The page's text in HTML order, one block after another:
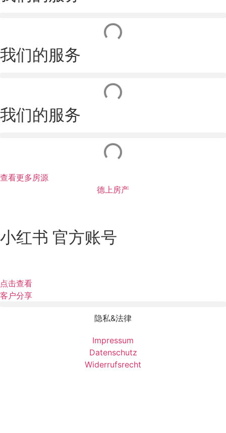
我们的服务
我们的服务
查看更多房源
德上房产
小红书 官方账号
点击查看
客户分享
隐私&法律
Impressum
Datenschutz
Widerrufsrecht